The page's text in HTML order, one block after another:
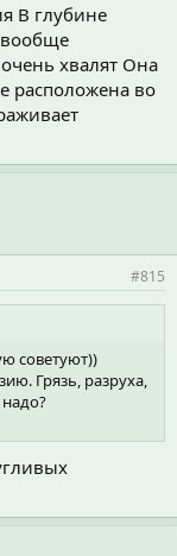
В глубине
вообще
хвалят Она
расположена во
#815
советуют))
Грязь, разруха,